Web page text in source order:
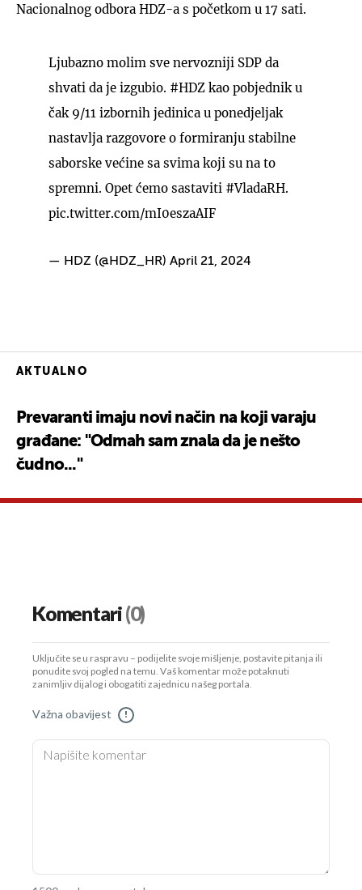
Nacionalnog odbora HDZ-a s početkom u 17 sati.
Ljubazno molim sve nervozniji SDP da
shvati da je izgubio. #HDZ kao pobjednik u
čak 9/11 izbornih jedinica u ponedjeljak
nastavlja razgovore o formiranju stabilne
saborske većine sa svima koji su na to
spremni. Opet ćemo sastaviti #VladaRH.
pic.twitter.com/mI0eszaAIF
— HDZ (@HDZ_HR) April 21, 2024
AKTUALNO
Prevaranti imaju novi način na koji varaju
građane: "Odmah sam znala da je nešto
čudno..."
Komentari(0)
Uključite se u raspravu – podijelite svoje mišljenje, postavite pitanja ili
ponudite svoj pogled na temu. Vaš komentar može potaknuti
zanimljiv dijalog i obogatiti zajednicu našeg portala.
Važna obavijest !